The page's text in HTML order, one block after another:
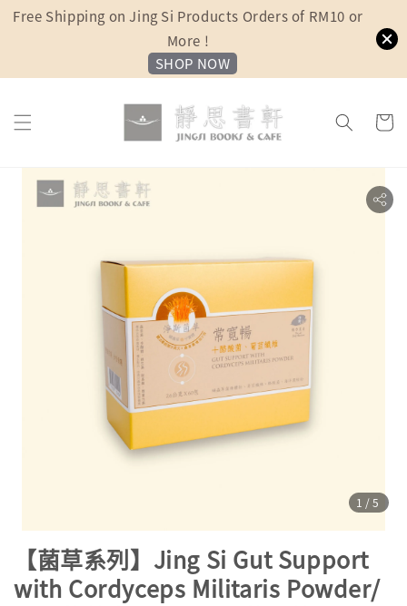
Free Shipping on Jing Si Products Orders of RM10 or
More !
SHOP NOW
1 /5
【菌草系列】Jing Si Gut Support
with Cordyceps Militaris Powder/